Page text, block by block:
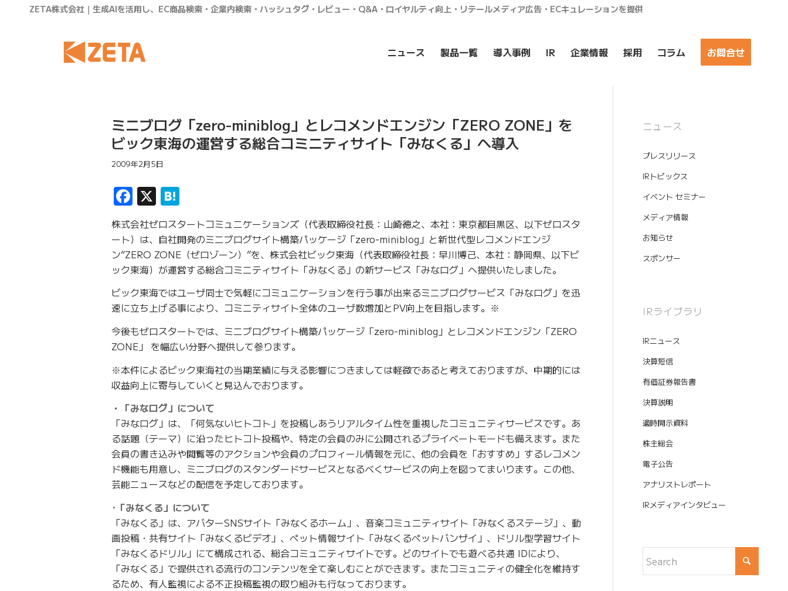
ZETA株式会社｜生成AIを活用し、EC商品検索・企業内検索・ハッシュタグ・レビュー・Q&A・ロイヤルティ向上・リテールメディア広告・ECキュレーションを提供
ニュース 製品一覧 導入事例 IR 企業情報 採用 コラム お問合せ
ミニブログ「zero-miniblog」とレコメンドエンジン「ZERO ZONE」を
ビック東海の運営する総合コミニティサイト「みなくる」へ導入
2009年2月5日
Facebook
X
株式会社ゼロスタートコミュニケーションズ（代表取締役社長：山崎徳之、本社：東京都目黒区、以下ゼロスタ
ート）は、自社開発のミニブログサイト構築パッケージ「zero-miniblog」と新世代型レコメンドエンジ
ン“ZERO ZONE（ゼロゾーン）”を、株式会社ビック東海（代表取締役社長：早川博己、本社：静岡県、以下ビ
ック東海）が運営する総合コミニティサイト「みなくる」の新サービス「みなログ」へ提供いたしました。
ビック東海ではユーザ同士で気軽にコミュニケーションを行う事が出来るミニブログサービス「みなログ」を迅
速に立ち上げる事により、コミニティサイト全体のユーザ数増加とPV向上を目指します。※
今後もゼロスタートでは、ミニブログサイト構築パッケージ「zero-miniblog」とレコメンドエンジン「ZERO
ZONE」 を幅広い分野へ提供して参ります。
※本件によるビック東海社の当期業績に与える影響につきましては軽微であると考えておりますが、中期的には
収益向上に寄与していくと見込んでおります。
・「みなログ」について
「みなログ」は、「何気ないヒトコト」を投稿しあうリアルタイム性を重視したコミュニティサービスです。あ
る話題（テーマ）に沿ったヒトコト投稿や、特定の会員のみに公開されるプライベートモードも備えます。また
会員の書き込みや閲覧等のアクションや会員のプロフィール情報を元に、他の会員を「おすすめ」するレコメン
ド機能も用意し、ミニブログのスタンダードサービスとなるべくサービスの向上を図ってまいります。この他、
芸能ニュースなどの配信を予定しております。
･「みなくる」について
「みなくる」は、アバターSNSサイト「みなくるホーム」、音楽コミュニティサイト「みなくるステージ」、動
画投稿・共有サイト「みなくるビデオ」、ペット情報サイト「みなくるペットバンザイ」、ドリル型学習サイト
「みなくるドリル」にて構成される、総合コミュニティサイトです。どのサイトでも遊べる共通 IDにより、
「みなくる」で提供される流行のコンテンツを全て楽しむことができます。またコミュニティの健全化を維持す
るため、有人監視による不正投稿監視の取り組みも行なっております。
ニュース
プレスリリース
IRトピックス
イベント セミナー
メディア情報
お知らせ
スポンサー
IRライブラリ
IRニュース
決算短信
有価証券報告書
決算説明
適時開示資料
株主総会
電子公告
アナリストレポート
IRメディアインタビュー